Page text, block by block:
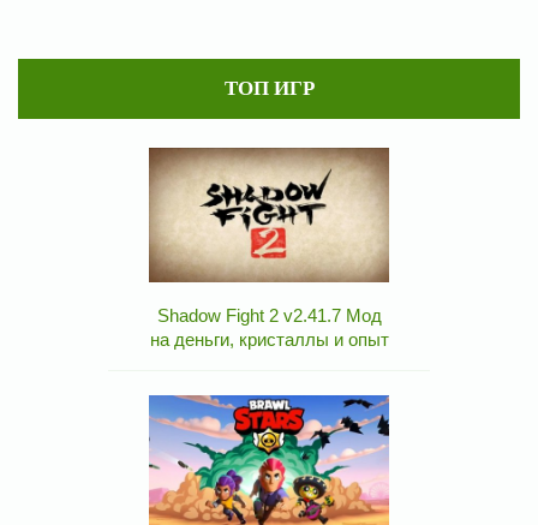
ТОП ИГР
Shadow Fight 2 v2.41.7 Мод
на деньги, кристаллы и опыт